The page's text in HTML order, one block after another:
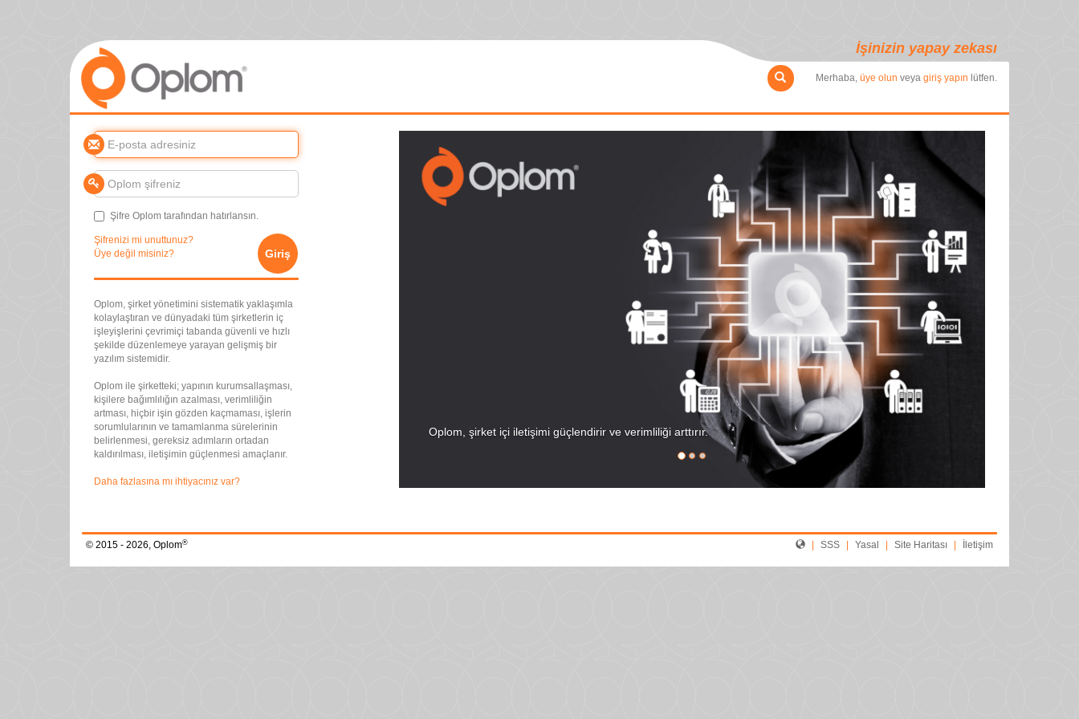
İşinizin yapay zekası
Merhaba, üye olun veya giriş yapın lütfen.
Şifre Oplom tarafından hatırlansın.
Şifrenizi mi unuttunuz?
Üye değil misiniz?
Giriş
Oplom, şirket yönetimini sistematik yaklaşımla
kolaylaştıran ve dünyadaki tüm şirketlerin iç
işleyişlerini çevrimiçi tabanda güvenli ve hızlı
şekilde düzenlemeye yarayan gelişmiş bir
yazılım sistemidir.
Oplom ile şirketteki; yapının kurumsallaşması,
kişilere bağımlılığın azalması, verimliliğin
artması, hiçbir işin gözden kaçmaması, işlerin
sorumlularının ve tamamlanma sürelerinin
belirlenmesi, gereksiz adımların ortadan
kaldırılması, iletişimin güçlenmesi amaçlanır.
Daha fazlasına mı ihtiyacınız var?
Oplom, şirket içi iletişimi güçlendirir ve verimliliği arttırır.
© 2015 - 2026, Oplom® SSS Yasal Site Haritası İletişim